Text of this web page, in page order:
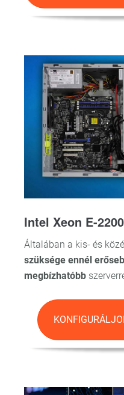
Intel Xeon E-
Általában a kis- és
szüksége ennél
megbízhatóbb